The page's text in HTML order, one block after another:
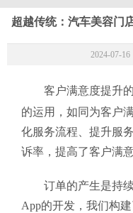
超越传统：汽车美容门
2024-07-
客户满意度提升
的运用，如同为客户
化服务流程、提升服
诉率，提高了客户满
订单的产生是持
App的开发，我们构